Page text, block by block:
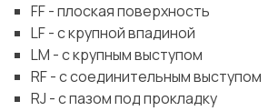
FF - плоская поверхность
LF - с крупной впадиной
LM - с крупным выступом
RF - с соединительным выступом
RJ - с пазом под прокладку